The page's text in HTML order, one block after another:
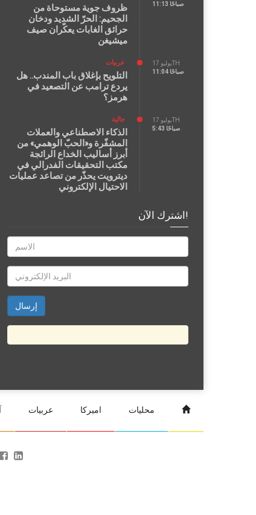
11:13 صباحًا
ظروف جوية مستوحاة من
الجحيم: الحرّ الشديد ودخان
حرائق الغابات يعكّران صيف
ميشيغن
يوليو 17TH
11:04 صباحًا
عربيات
التلويح بإغلاق باب المندب.. هل
يردع ترامب عن التصعيد في
هرمز؟
يوليو 17TH
5:43 صباحًا
جالية
الذكاء الاصطناعي والعملات
المشفّرة و«الحبّ الوهمي» من
أبرز أساليب الخداع الرائجة
مكتب التحقيقات الفدرالي في
ديترويت يحذّر من تصاعد عمليات
الاحتيال الإلكتروني
اشترك الآن!
محليات اميركا عربيات